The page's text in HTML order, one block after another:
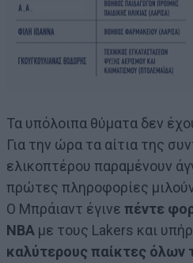
Τα υπόλοιπα θύματα δεν
Για την ώρα τα αίτια της
ελικοπτέρου παραμένουν
πρώτες πληροφορίες
Ο Μπράιαντ έγινε πέντε
NBA με τους Lakers και
καλύτερους παίκτες